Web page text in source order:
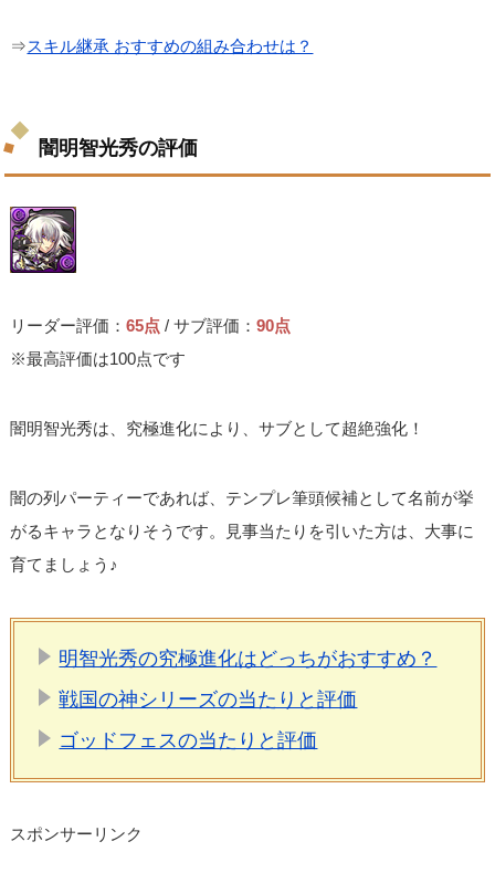
⇒スキル継承 おすすめの組み合わせは？
闇明智光秀の評価
リーダー評価：65点 / サブ評価：90点
※最高評価は100点です
闇明智光秀は、究極進化により、サブとして超絶強化！
闇の列パーティーであれば、テンプレ筆頭候補として名前が挙
がるキャラとなりそうです。見事当たりを引いた方は、大事に
育てましょう♪
明智光秀の究極進化はどっちがおすすめ？
戦国の神シリーズの当たりと評価
ゴッドフェスの当たりと評価
スポンサーリンク